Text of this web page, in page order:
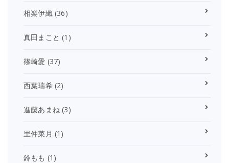
相楽伊織 (36)
真田まこと (1)
篠崎愛 (37)
西葉瑞希(2)
進藤あまね (3)
里仲菜月 (1)
鈴もも (1)